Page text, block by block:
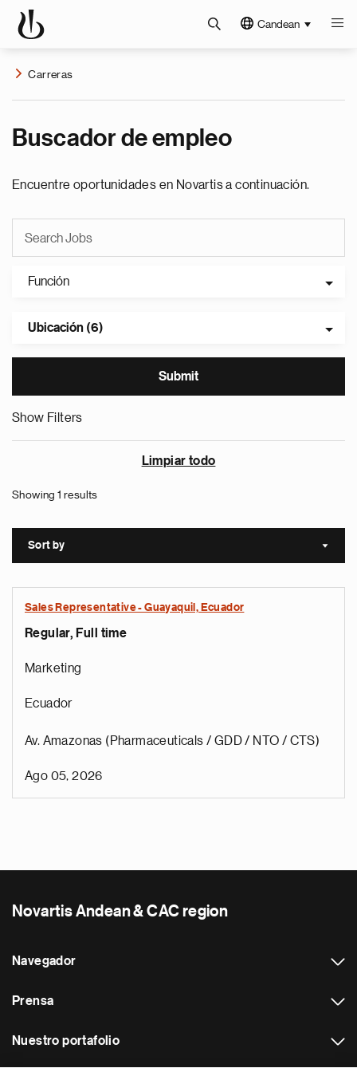
Candean
Carreras
Buscador de empleo
Encuentre oportunidades en Novartis a continuación.
Función
Ubicación (6)
Show Filters
Limpiar todo
Showing 1 results
Sort by Sort
Sales Representative - Guayaquil, Ecuador
Regular, Full time
Marketing
Ecuador
Av. Amazonas (Pharmaceuticals / GDD / NTO / CTS)
Ago 05, 2026
Novartis Andean & CAC region
Navegador
Prensa
Nuestro portafolio